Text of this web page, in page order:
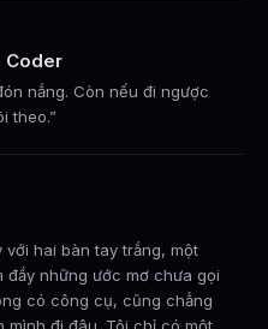
Coder
nắng. Còn nếu đi ngược
theo.”
với hai bàn tay trắng, một
đầy những ước mơ chưa gọi
có công cụ, cũng chẳng